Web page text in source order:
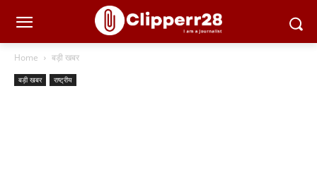
Home बड़ी खबर
बड़ी खबर राष्ट्रीय